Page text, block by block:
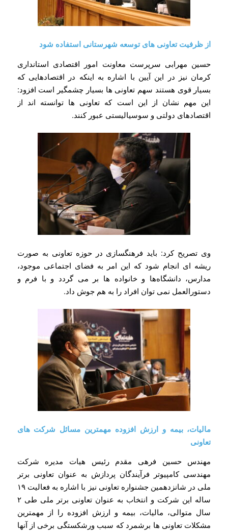
از ظرفیت تعاونی های توسعه شهرستانی استفاده شود
حسین مهرابی سرپرست معاونت امور اقتصادی استانداری
کرمان نیز در این آیین با اشاره به اینکه در اقتصادهایی که
بسیار قوی هستند سهم تعاونی ها بسیار چشمگیر است افزود:
این مهم نشان از این است که تعاونی ها توانسته اند از
اقتصادهای دولتی و سوسیالیستی عبور کنند.
وی تصریح کرد: باید فرهنگسازی در حوزه تعاونی به صورت
ریشه ای انجام شود که این امر به فضای اجتماعی موجود،
مدارس، دانشگاه‌ها و خانواده ها بر می گردد و با فرم و
دستورالعمل نمی توان افراد را به هم جوش داد.
مالیات، بیمه و ارزش افزوده مهمترین مسائل شرکت های
تعاونی
مهندس حسین فرهی مقدم رئیس هیات مدیره شرکت
مهندسی کامپیوتر فرآیندگان پردازش به عنوان تعاونی برتر
ملی در شانزدهمین جشنواره تعاونی نیز با اشاره به فعالیت ۱۹
ساله این شرکت و انتخاب به عنوان تعاونی برتر ملی طی ۲
سال متوالی، مالیات، بیمه و ارزش افزوده را از مهمترین
مشکلات تعاونی ها برشمرد که سبب ورشکستگی برخی از آنها